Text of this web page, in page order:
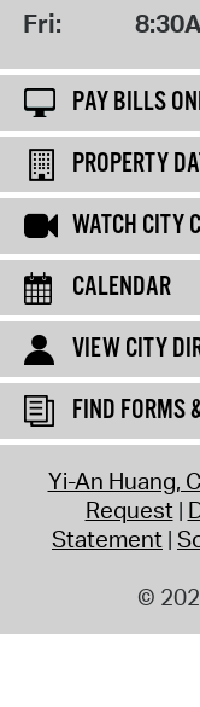
Fri:
PAY BILLS
PROPERTY
WATCH CITY
CALENDAR
VIEW CITY
FIND FORMS
Yi-An Huang,
Request
Statement
©